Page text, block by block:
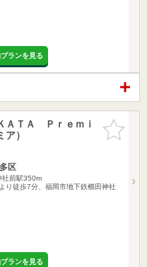
ランを見る
お気に入
りに追加
ＴＡ Ｐｒｅｍｉ
）
区
社前駅350m
り徒歩7分、福岡市地下鉄櫛田神社
ランを見る